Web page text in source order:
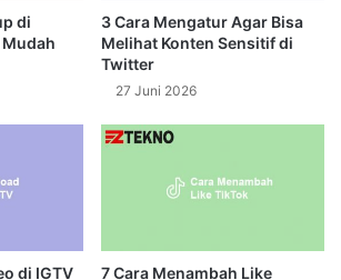
di
3 Cara Mengatur Agar Bisa
Melihat Konten Sensitif di
Twitter
27 Juni 2026
di IGTV 7 Cara Menambah Like